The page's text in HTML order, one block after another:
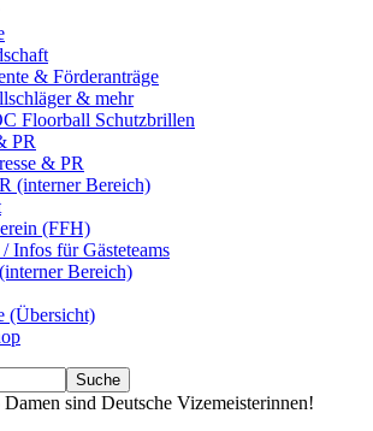
& Förderanträge
& mehr
Floorball Schutzbrillen
PR
& PR
(interner Bereich)
(FFH)
Infos für Gästeteams
Bereich)
(Übersicht)
sind Deutsche Vizemeisterinnen!